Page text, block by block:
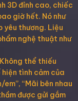
3D đỉnh cao, chiếc
giờ hết. Nó như
yêu thương. Liệu
nghệ thuật như
Không thể thiếu
tình cảm của
“Mãi bên nhau
được gửi gắm